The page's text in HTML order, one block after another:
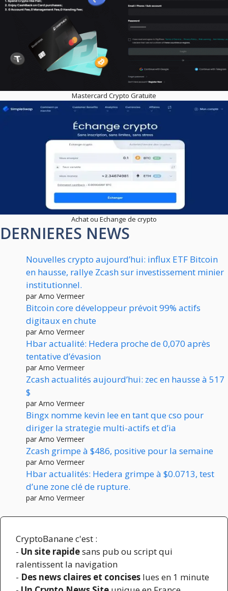
Mastercard Crypto Gratuite
Achat ou Echange de crypto
DERNIERES NEWS
Nouvelles crypto aujourd’hui: influx ETF Bitcoin
en hausse, rallye Zcash sur investissement minier
institutionnel.
par Arno Vermeer
Bitcoin core développeur prévoit 99% actifs
digitaux en chute
par Arno Vermeer
Hbar actualité: Hedera proche de 0,070 après
tentative d’évasion
par Arno Vermeer
Zcash actualités aujourd’hui: zec en hausse à 517
$
par Arno Vermeer
Bingx nomme kevin lee en tant que cso pour
diriger la strategie multi-actifs et d’ia
par Arno Vermeer
Zcash grimpe à $486, positive pour la semaine
par Arno Vermeer
Hbar actualités: Hedera grimpe à $0.0713, test
d’une zone clé de rupture.
par Arno Vermeer
CryptoBanane c'est :
- Un site rapidesans pub ou script qui
ralentissent la navigation
- Des news claires et concises lues en 1 minute